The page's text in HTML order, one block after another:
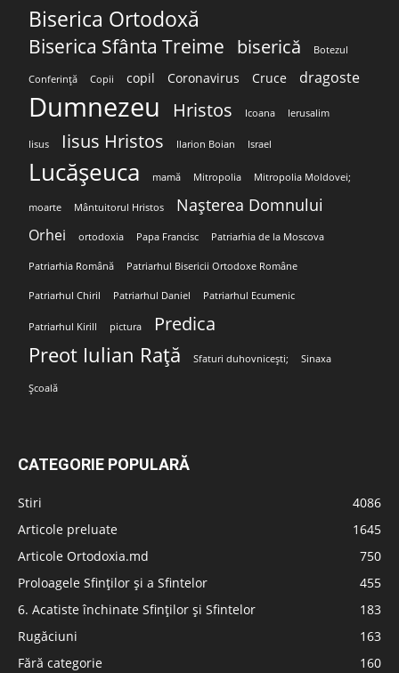
Biserica Ortodoxă
Biserica Sfânta Treime biserică Botezul
Conferință Copii copil Coronavirus Cruce dragoste
Dumnezeu Hristos Icoana Ierusalim
Iisus Iisus Hristos Ilarion Boian Israel
Lucășeuca mamă Mitropolia Mitropolia Moldovei;
moarte Mântuitorul Hristos Nașterea Domnului
Orhei ortodoxia Papa Francisc Patriarhia de la Moscova
Patriarhia Română Patriarhul Bisericii Ortodoxe Române
Patriarhul Chiril Patriarhul Daniel Patriarhul Ecumenic
Patriarhul Kirill pictura Predica
Preot Iulian Rață Sfaturi duhovnicești; Sinaxa
Școală
CATEGORIE POPULARĂ
Stiri
4086
Articole preluate
1645
Articole Ortodoxia.md
750
Proloagele Sfinților și a Sfintelor
455
6. Acatiste închinate Sfinților și Sfintelor
183
Rugăciuni
163
Fără categorie
160